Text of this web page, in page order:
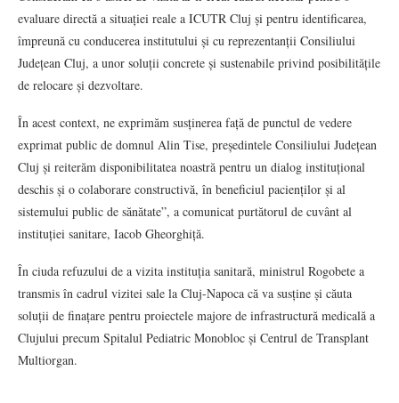
evaluare directă a situației reale a ICUTR Cluj și pentru identificarea,
împreună cu conducerea institutului și cu reprezentanții Consiliului
Județean Cluj, a unor soluții concrete și sustenabile privind posibilitățile
de relocare și dezvoltare.
În acest context, ne exprimăm susținerea față de punctul de vedere
exprimat public de domnul Alin Tise, președintele Consiliului Județean
Cluj și reiterăm disponibilitatea noastră pentru un dialog instituțional
deschis și o colaborare constructivă, în beneficiul pacienților și al
sistemului public de sănătate”, a comunicat purtătorul de cuvânt al
instituției sanitare, Iacob Gheorghiță.
În ciuda refuzului de a vizita instituția sanitară, ministrul Rogobete a
transmis în cadrul vizitei sale la Cluj-Napoca că va susține și căuta
soluții de finațare pentru proiectele majore de infrastructură medicală a
Clujului precum Spitalul Pediatric Monobloc și Centrul de Transplant
Multiorgan.